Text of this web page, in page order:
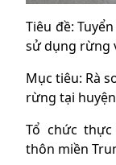
Tiêu đề:
sử dụng rừng
Mục tiêu: Rà
rừng tại
Tổ chức
thôn miền